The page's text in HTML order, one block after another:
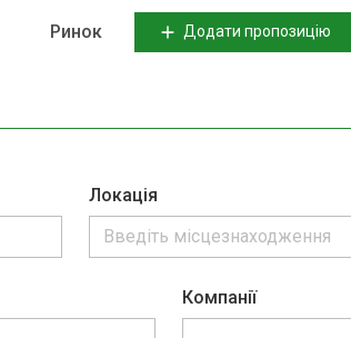
Ринок Додати пропозицію
Локація
Компанії